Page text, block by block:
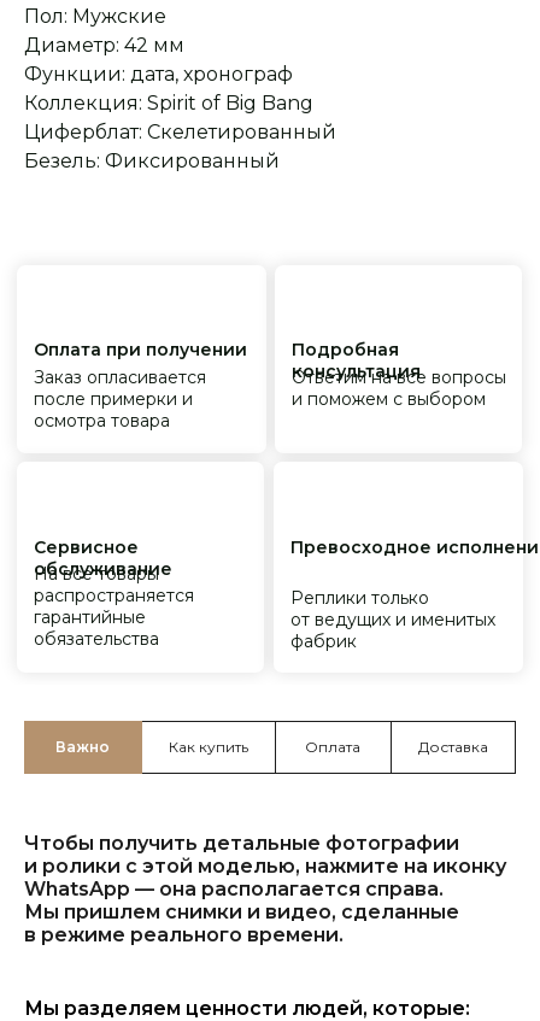
Пол: Мужские
Диаметр: 42 мм
Функции: дата, хронограф
Коллекция: Spirit of Big Bang
Циферблат: Скелетированный
Безель: Фиксированный
распространяется
гарантийные
обязательства
Важно Как купить Оплата Доставка
Чтобы получить детальные фотографии
и ролики с этой моделью, нажмите на иконку
WhatsApp — она располагается справа.
Мы пришлем снимки и видео, сделанные
в режиме реального времени.
Мы разделяем ценности людей, которые: